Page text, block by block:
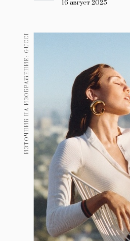
Здраве
Gentlemen
Wellness 1817
ПОСЛЕДВАЙТЕ
НИ
16 август 2025
ИЗТОЧНИК НА ИЗОБРАЖЕНИЕ: GUCCI